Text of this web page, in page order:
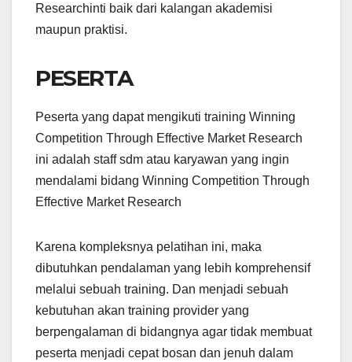
Researchinti baik dari kalangan akademisi
maupun praktisi.
PESERTA
Peserta yang dapat mengikuti training Winning
Competition Through Effective Market Research
ini adalah staff sdm atau karyawan yang ingin
mendalami bidang Winning Competition Through
Effective Market Research
Karena kompleksnya pelatihan ini, maka
dibutuhkan pendalaman yang lebih komprehensif
melalui sebuah training. Dan menjadi sebuah
kebutuhan akan training provider yang
berpengalaman di bidangnya agar tidak membuat
peserta menjadi cepat bosan dan jenuh dalam